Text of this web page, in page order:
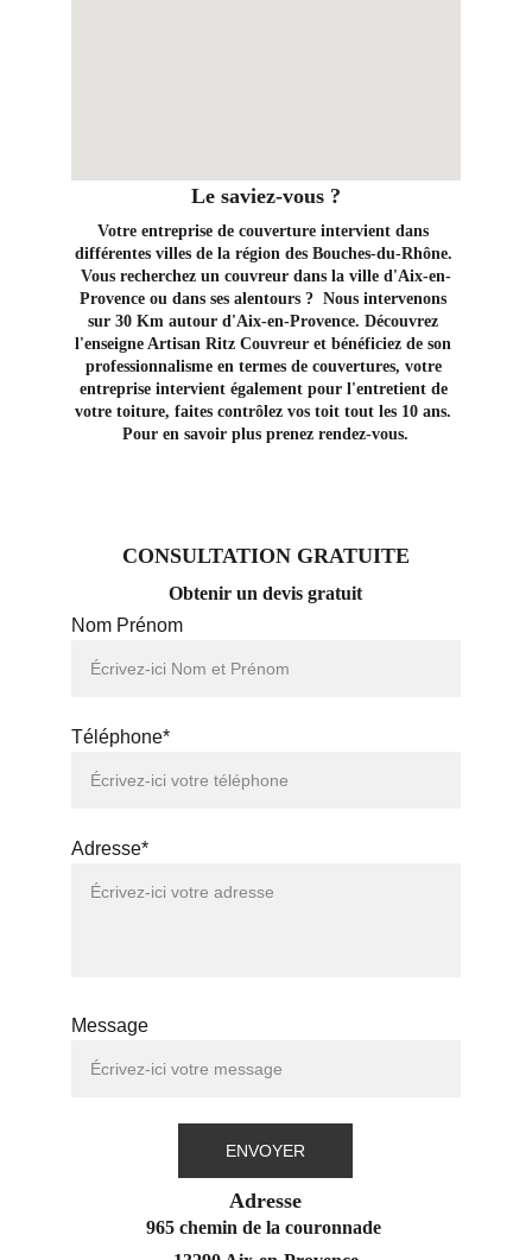
Nom Prénom
Téléphone*
Adresse*
Message
ENVOYER
Adresse
965 chemin de la couronnade
Le saviez-vous ?
Votre entreprise de couverture intervient dans
différentes villes de la région des Bouches-du-Rhône.
Vous recherchez un couvreur dans la ville d'Aix-en-
Provence ou dans ses alentours ?  Nous intervenons
sur 30 Km autour d'Aix-en-Provence. Découvrez
l'enseigne Artisan Ritz Couvreur et bénéficiez de son
professionnalisme en termes de couvertures, votre
entreprise intervient également pour l'entretient de
votre toiture, faites contrôlez vos toit tout les 10 ans.
Pour en savoir plus prenez rendez-vous.
CONSULTATION GRATUITE
Obtenir un devis gratuit